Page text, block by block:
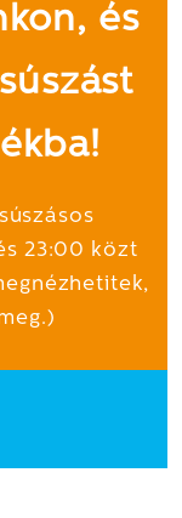
és
23:00 közt